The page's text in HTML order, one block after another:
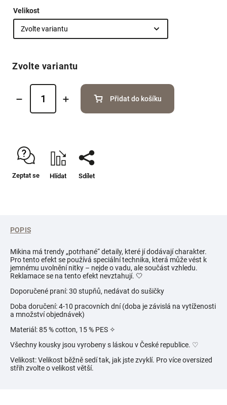
Velikost
Zvolte variantu
Přidat do košíku
Zeptat se Hlídat Sdílet
POPIS
Mikina má trendy „potrhané“ detaily, které jí dodávají charakter.
Pro tento efekt se používá speciální technika, která může vést k
jemnému uvolnění nitky – nejde o vadu, ale součást vzhledu.
Reklamace se na tento efekt nevztahují. 🤍
Doporučené praní: 30 stupňů, nedávat do sušičky
Doba doručení: 4-10 pracovních dní (doba je závislá na vytíženosti
a množství objednávek)
Materiál: 85 % cotton, 15 % PES ✧
Všechny kousky jsou vyrobeny s láskou v České republice. ♡
Velikost: Velikost běžně sedí tak, jak jste zvyklí. Pro více oversized
střih zvolte o velikost větší.